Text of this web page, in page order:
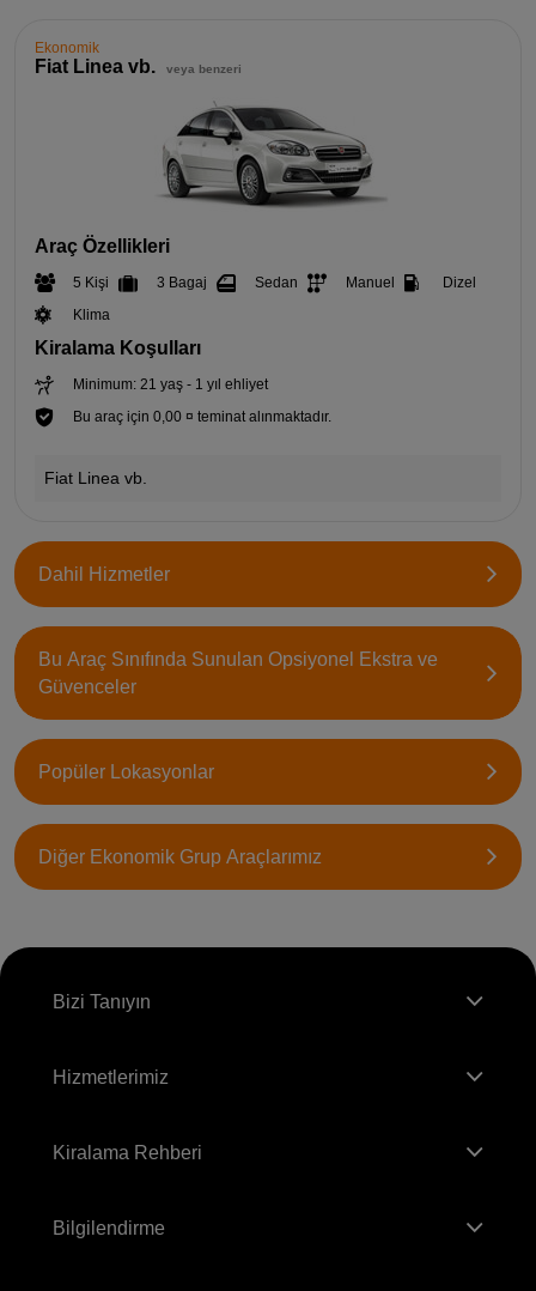
Ekonomik
Fiat Linea vb. veya benzeri
Araç Özellikleri
5 Kişi 3 Bagaj Sedan Manuel
Dizel
Klima
Kiralama Koşulları
Minimum: 21 yaş - 1 yıl ehliyet
Bu araç için 0,00 ¤ teminat alınmaktadır.
Fiat Linea vb.
Dahil Hizmetler
Bu Araç Sınıfında Sunulan Opsiyonel Ekstra ve
Güvenceler
Popüler Lokasyonlar
Diğer Ekonomik Grup Araçlarımız
Bizi Tanıyın
Hizmetlerimiz
Kiralama Rehberi
Bilgilendirme